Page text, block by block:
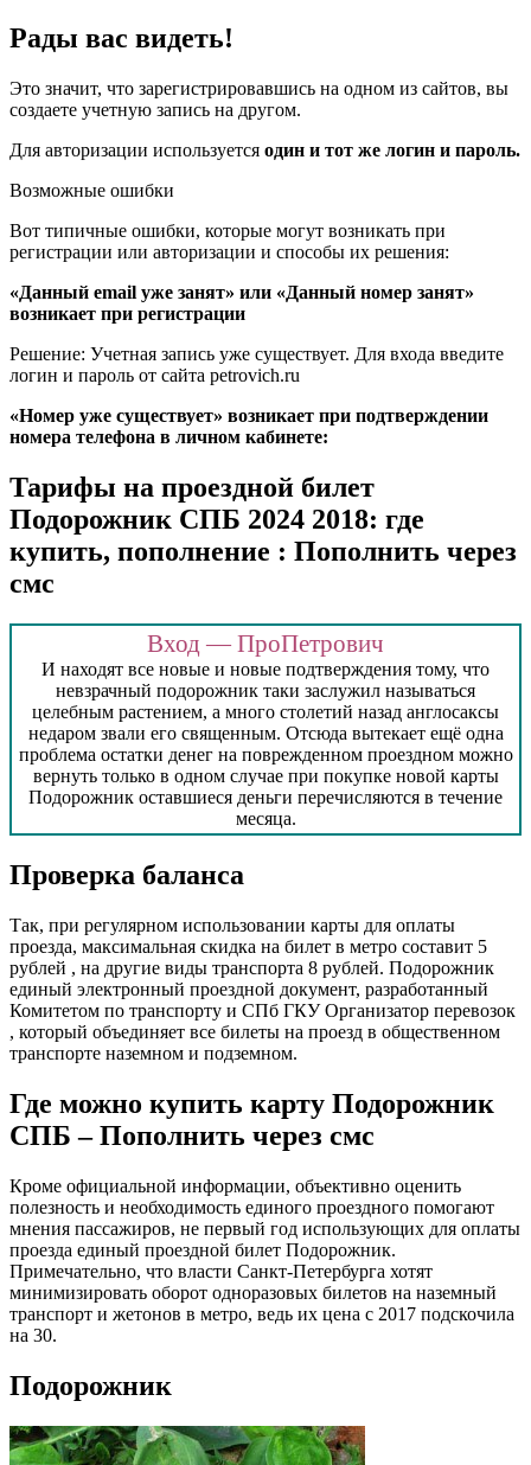
Рады вас видеть!
Это значит, что зарегистрировавшись на одном из сайтов, вы
создаете учетную запись на другом.
Для авторизации используется один и тот же логин и пароль.
Возможные ошибки
Вот типичные ошибки, которые могут возникать при
регистрации или авторизации и способы их решения:
«Данный email уже занят» или «Данный номер занят»
возникает при регистрации
Решение: Учетная запись уже существует. Для входа введите
логин и пароль от сайта petrovich.ru
«Номер уже существует» возникает при подтверждении
номера телефона в личном кабинете:
Тарифы на проездной билет
Подорожник СПБ 2024 2018: где
купить, пополнение : Пополнить через
смс
Вход — ПроПетрович
И находят все новые и новые подтверждения тому, что
невзрачный подорожник таки заслужил называться
целебным растением, а много столетий назад англосаксы
недаром звали его священным. Отсюда вытекает ещё одна
проблема остатки денег на поврежденном проездном можно
вернуть только в одном случае при покупке новой карты
Подорожник оставшиеся деньги перечисляются в течение
месяца.
Проверка баланса
Так, при регулярном использовании карты для оплаты
проезда, максимальная скидка на билет в метро составит 5
рублей , на другие виды транспорта 8 рублей. Подорожник
единый электронный проездной документ, разработанный
Комитетом по транспорту и СПб ГКУ Организатор перевозок
, который объединяет все билеты на проезд в общественном
транспорте наземном и подземном.
Где можно купить карту Подорожник
СПБ – Пополнить через смс
Кроме официальной информации, объективно оценить
полезность и необходимость единого проездного помогают
мнения пассажиров, не первый год использующих для оплаты
проезда единый проездной билет Подорожник.
Примечательно, что власти Санкт-Петербурга хотят
минимизировать оборот одноразовых билетов на наземный
транспорт и жетонов в метро, ведь их цена с 2017 подскочила
на 30.
Подорожник